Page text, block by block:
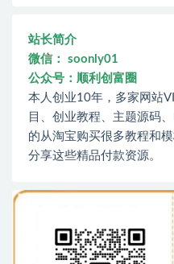
站长简介
微信： soonly01
公众号：顺利创富圈
本人创业10年，多家网站
目、创业教程、主题源码
的从淘宝购买很多教程和
分享这些精品付款资源。